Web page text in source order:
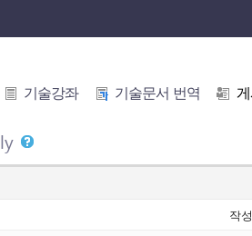
기술강좌 기술문서 번역
작